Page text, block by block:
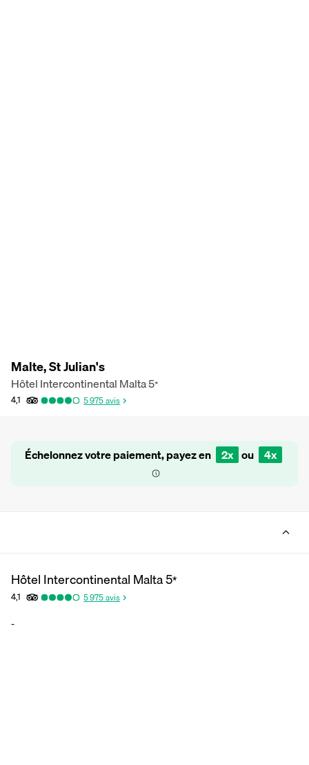
Malte, St Julian's
Hôtel Intercontinental Malta5*
4,1 5 975avis
Échelonnez votre paiement, payez en 2x ou 4x
Hôtel Intercontinental Malta5*
4,1 5 975avis
-